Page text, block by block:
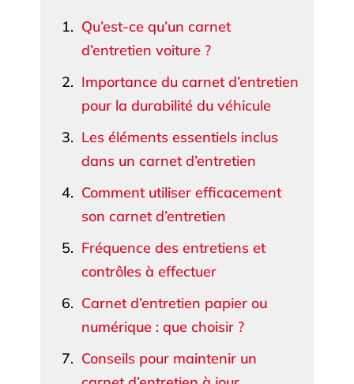
Qu’est-ce qu’un carnet
d’entretien voiture ?
Importance du carnet d’entretien
pour la durabilité du véhicule
Les éléments essentiels inclus
dans un carnet d’entretien
Comment utiliser efficacement
son carnet d’entretien
Fréquence des entretiens et
contrôles à effectuer
Carnet d’entretien papier ou
numérique : que choisir ?
Conseils pour maintenir un